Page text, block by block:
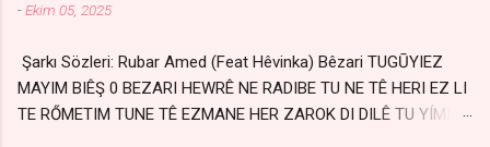
-Ekim 05, 2025
Şarkı Sözleri: Rubar Amed (Feat Hêvinka) Bêzari TUGŪYIEZ
MAYIM BIÊŞ 0 BEZARI HEWRÊ NE RADIBE TU NE TÊ HERI EZ LI
TE RŐMETIM TUNE TÊ EZMANE HER ZAROK DI DILÊ TU YÍMIN